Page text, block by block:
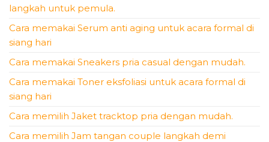
langkah untuk pemula.
Cara memakai Serum anti aging untuk acara formal di
siang hari
Cara memakai Sneakers pria casual dengan mudah.
Cara memakai Toner eksfoliasi untuk acara formal di
siang hari
Cara memilih Jaket tracktop pria dengan mudah.
Cara memilih Jam tangan couple langkah demi